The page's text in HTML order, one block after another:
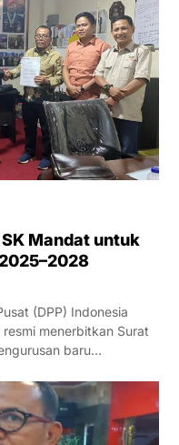
Mandat untuk
(DPP) Indonesia
menerbitkan Surat
baru…